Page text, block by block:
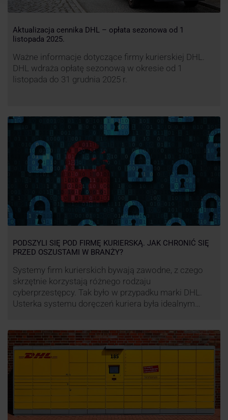
Aktualizacja cennika DHL – opłata sezonowa od 1
listopada 2025.
Ważne informacje dotyczące firmy kurierskiej DHL.
DHL wdraża opłatę sezonową w okresie od 1
listopada do 31 grudnia 2025 r.
PODSZYLI SIĘ POD FIRMĘ KURIERSKĄ. JAK CHRONIĆ SIĘ
PRZED OSZUSTAMI W BRANŻY?
Systemy firm kurierskich bywają zawodne, z czego
skrzętnie korzystają różnego rodzaju
cyberprzestępcy. Tak było w przypadku marki DHL.
Usterka systemu doręczeń kuriera była idealnym
oszukać cyberprzestępcom, którzy próbują
wykorzystać problemy przedsiębiorstw działających
w branży kurierskiej?